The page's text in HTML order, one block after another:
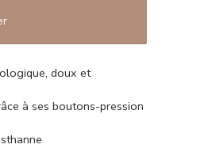
doux et
à ses boutons-pression